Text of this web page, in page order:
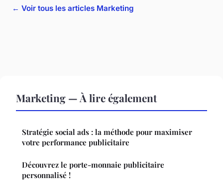
← Voir tous les articles Marketing
Marketing — À lire également
Stratégie social ads : la méthode pour maximiser
votre performance publicitaire
Découvrez le porte-monnaie publicitaire
personnalisé !